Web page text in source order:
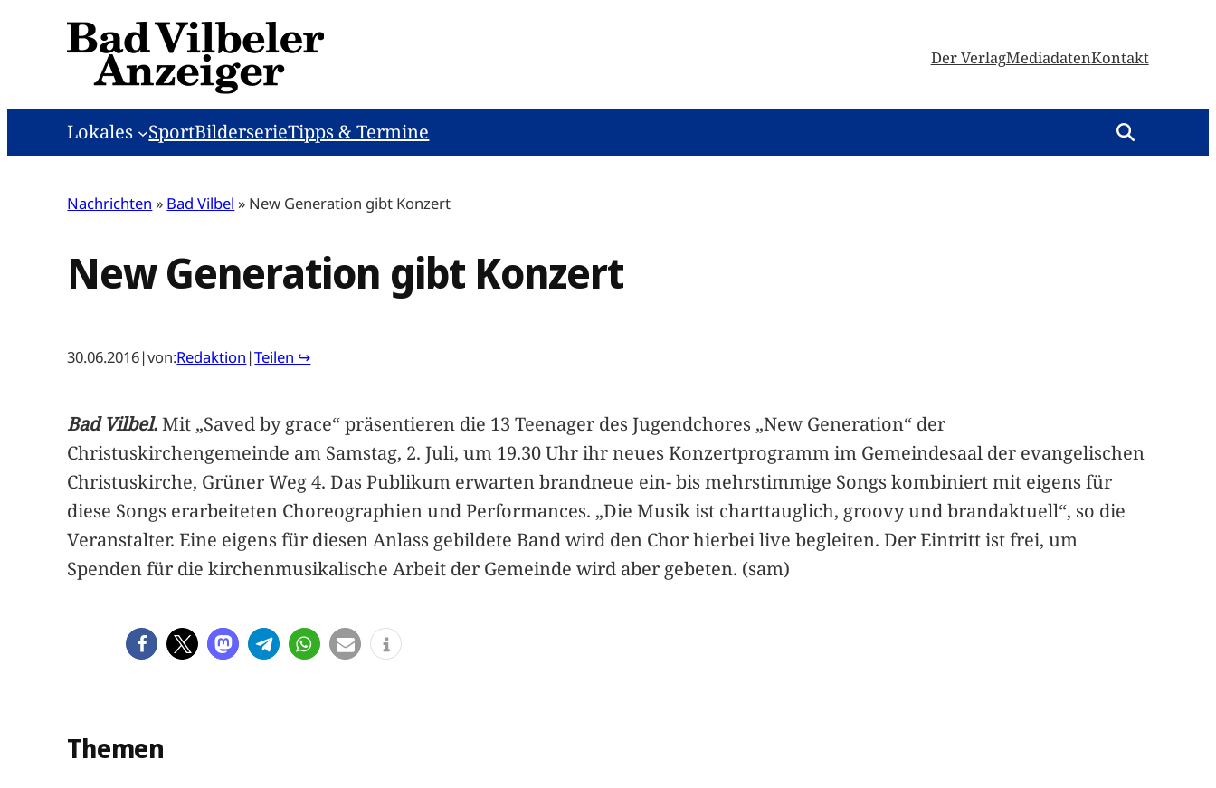
Der VerlagMediadatenKontakt
Lokales SportBilderserieTipps & Termine
Nachrichten » Bad Vilbel » New Generation gibt Konzert
New Generation gibt Konzert
30.06.2016|von:Redaktion |Teilen ↪
Bad Vilbel.Mit „Saved by grace“ präsentieren die 13 Teenager des Jugendchores „New Generation“ der
Christuskirchengemeinde am Samstag, 2. Juli, um 19.30 Uhr ihr neues Konzertprogramm im Gemeindesaal der evangelischen
Christuskirche, Grüner Weg 4. Das Publikum erwarten brandneue ein- bis mehrstimmige Songs kombiniert mit eigens für
diese Songs erarbeiteten Choreographien und Performances. „Die Musik ist charttauglich, groovy und brandaktuell“, so die
Veranstalter. Eine eigens für diesen Anlass gebildete Band wird den Chor hierbei live begleiten. Der Eintritt ist frei, um
Spenden für die kirchenmusikalische Arbeit der Gemeinde wird aber gebeten. (sam)
Themen